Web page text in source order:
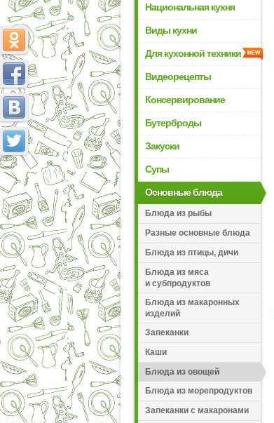
Национальная кухня
Виды кухни
Для кухонной техники
Видеорецепты
Консервирование
Бутерброды
Закуски
Супы
Основные блюда
Блюда из рыбы
Разные основные блюда
Блюда из птицы, дичи
Блюда из мяса
и субпродуктов
Блюда из макаронных
изделий
Запеканки
Каши
Блюда из овощей
Блюда из морепродуктов
Запеканки с макаронами